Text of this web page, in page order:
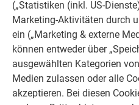
(„Statistiken (inkl. US-
Marketing-Aktivitäten durch
ein („Marketing & externe
können entweder über
ausgewählten Kategorien
Medien zulassen oder alle
akzeptieren. Bei diesen
Architekt - die
unserer Kunden liegt uns
Deshalb versuchen wir
allen Phasen Ihres
starker Begleiter zur
Überzeugen Sie sich